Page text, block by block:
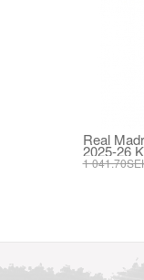
Real
2025-26
1